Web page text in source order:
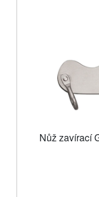
Nůž zavírací